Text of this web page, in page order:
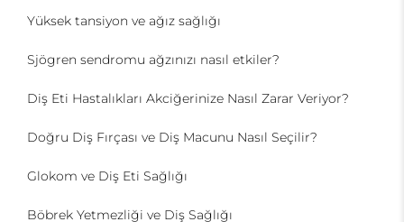
Yüksek tansiyon ve ağız sağlığı
Sjögren sendromu ağzınızı nasıl etkiler?
Diş Eti Hastalıkları Akciğerinize Nasıl Zarar Veriyor?
Doğru Diş Fırçası ve Diş Macunu Nasıl Seçilir?
Glokom ve Diş Eti Sağlığı
Böbrek Yetmezliği ve Diş Sağlığı